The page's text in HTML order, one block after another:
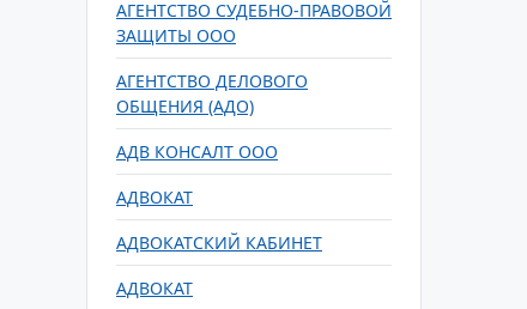
АГЕНТСТВО СУДЕБНО-ПРАВОВОЙ
ЗАЩИТЫ ООО
АГЕНТСТВО ДЕЛОВОГО
ОБЩЕНИЯ (АДО)
АДВ КОНСАЛТ ООО
АДВОКАТ
АДВОКАТСКИЙ КАБИНЕТ
АДВОКАТ